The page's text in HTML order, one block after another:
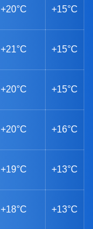
+20°C +15°C
+21°C +15°C
+20°C +15°C
+20°C +16°C
+19°C +13°C
+18°C +13°C